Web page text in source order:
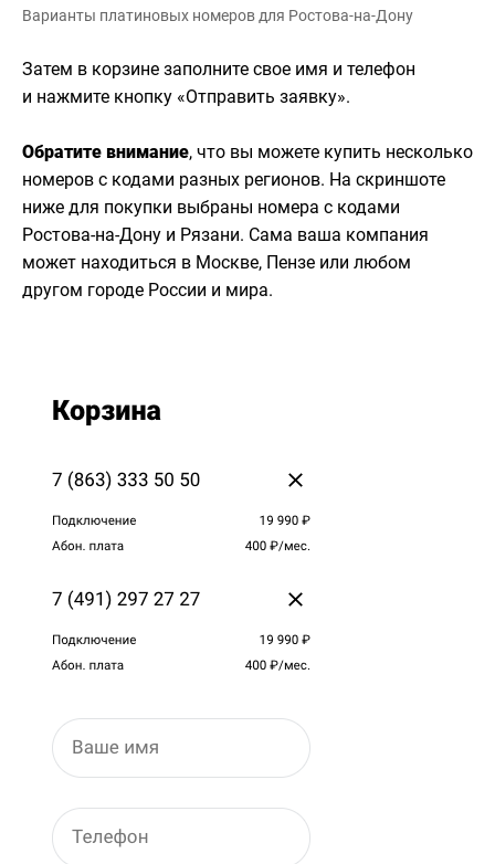
Варианты платиновых номеров для Ростова-на-Дону
Затем в корзине заполните свое имя и телефон
и нажмите кнопку «Отправить заявку».
Обратите внимание, что вы можете купить несколько
номеров с кодами разных регионов. На скриншоте
ниже для покупки выбраны номера с кодами
Ростова-на-Дону и Рязани. Сама ваша компания
может находиться в Москве, Пензе или любом
другом городе России и мира.